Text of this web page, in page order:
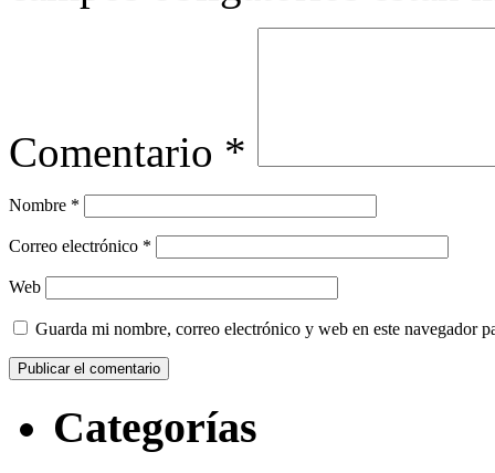
Comentario *
Nombre *
Correo electrónico *
Web
Guarda mi nombre, correo electrónico y web en este navegador
Categorías